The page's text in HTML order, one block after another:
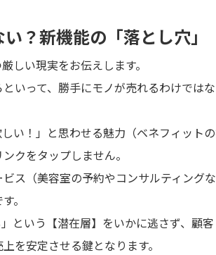
？新機能の「落とし穴」
しい現実をお伝えします。
いって、勝手にモノが売れるわけでは
い！」と思わせる魅力（ベネフィット
クをタップしません。
ス（美容室の予約やコンサルティング
。
という【潜在層】をいかに逃さず、顧
を安定させる鍵となります。